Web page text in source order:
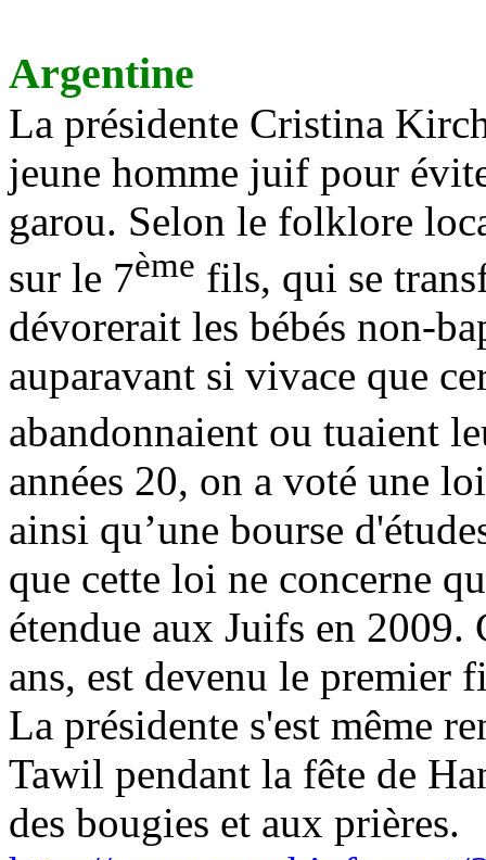
Argentine
La présidente Cristina
jeune homme juif pour
garou. Selon le folklore
sur le 7ème fils, qui se
dévorerait les bébés non-
auparavant si vivace que
abandonnaient ou tuaient
années 20, on a voté une
ainsi qu’une bourse
que cette loi ne concerne
étendue aux Juifs en 2009.
ans, est devenu le
La présidente s'est même
Tawil pendant la fête de
des bougies et aux prières.